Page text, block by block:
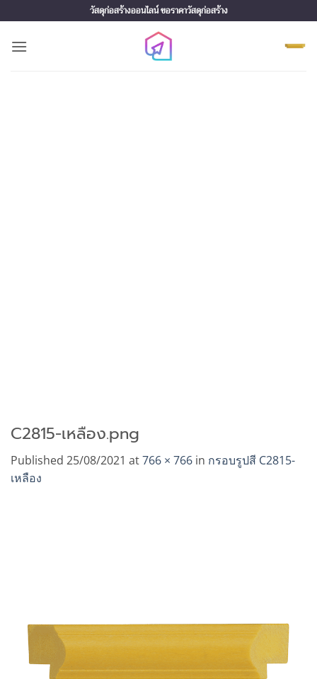
to
content
วัสดุก่อสร้างออนไลน์ ขอราคาวัสดุก่อสร้าง
C2815-เหลือง.png
Published 25/08/2021 at766 × 766 in กรอบรูปสี C2815-
เหลือง